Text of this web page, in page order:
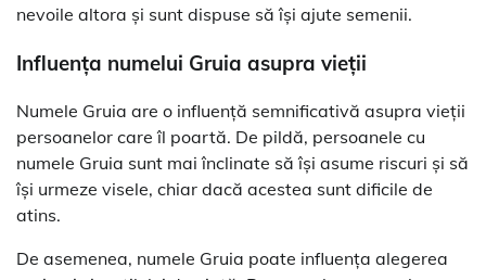
nevoile altora și sunt dispuse să își ajute semenii.
Influența numelui Gruia asupra vieții
Numele Gruia are o influență semnificativă asupra vieții
persoanelor care îl poartă. De pildă, persoanele cu
numele Gruia sunt mai înclinate să își asume riscuri și să
își urmeze visele, chiar dacă acestea sunt dificile de
atins.
De asemenea, numele Gruia poate influența alegerea